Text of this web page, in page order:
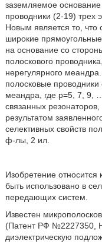
заземляемое
проводники (2-19) трех
Новым является то, что
широкие
на основание со
полоскового
нерегулярного
полосковые
меандра, где р=5, 7, 9,
связанных
результатом
селективных свойств
ф-лы, 2 ил.
Изобретение относится
быть использовано в
передающих систем.
Известен
(Патент РФ №2227350,
диэлектрическую